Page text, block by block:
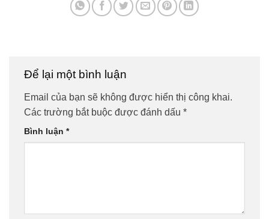
Để lại một bình luận
Email của bạn sẽ không được hiển thị công khai.
Các trường bắt buộc được đánh dấu *
Bình luận *